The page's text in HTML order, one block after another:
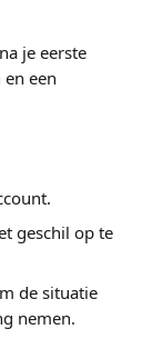
je eerste
een
geschil op te
de situatie
nemen.